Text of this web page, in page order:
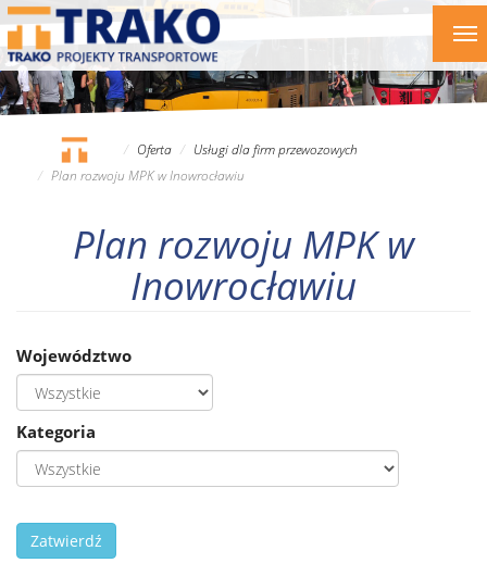
Przejdź
treści
Oferta
Usługi dla firm przewozowych
Plan rozwoju MPK w Inowrocławiu
Plan rozwoju MPK w
Inowrocławiu
Województwo
Kategoria
Zatwierdź